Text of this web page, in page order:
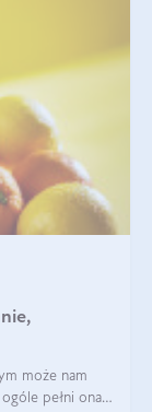
może nam
pełni ona